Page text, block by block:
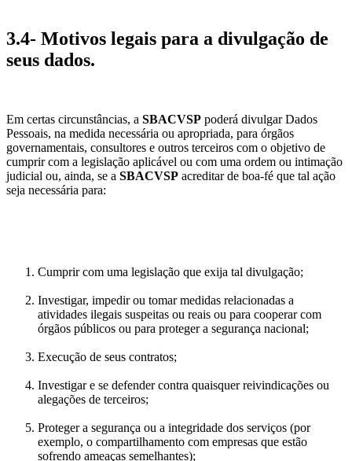
3.4- Motivos legais para a divulgação de
seus dados.
Em certas circunstâncias, a SBACVSP poderá divulgar Dados
Pessoais, na medida necessária ou apropriada, para órgãos
governamentais, consultores e outros terceiros com o objetivo de
cumprir com a legislação aplicável ou com uma ordem ou intimação
judicial ou, ainda, se a SBACVSP acreditar de boa-fé que tal ação
seja necessária para:
Cumprir com uma legislação que exija tal divulgação;
Investigar, impedir ou tomar medidas relacionadas a
atividades ilegais suspeitas ou reais ou para cooperar com
órgãos públicos ou para proteger a segurança nacional;
Execução de seus contratos;
Investigar e se defender contra quaisquer reivindicações ou
alegações de terceiros;
Proteger a segurança ou a integridade dos serviços (por
exemplo, o compartilhamento com empresas que estão
sofrendo ameaças semelhantes);